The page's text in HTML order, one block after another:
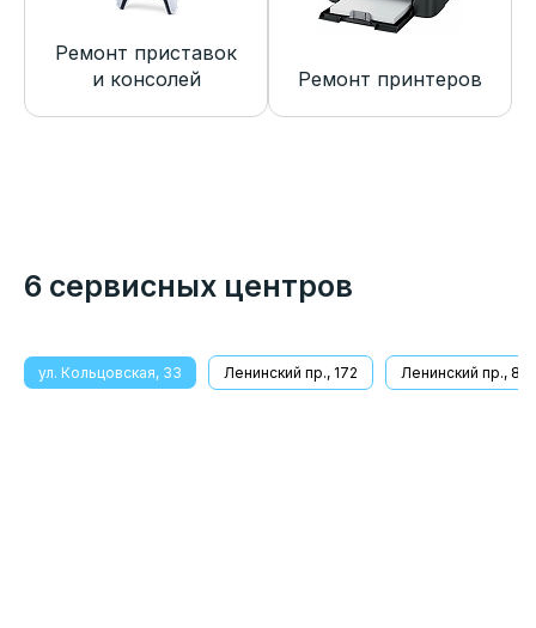
Ремонт приставок
и консолей
Ремонт принтеров
6 сервисных центров
ул. Кольцовская, 33 Ленинский пр., 172 Ленинский пр., 8/1